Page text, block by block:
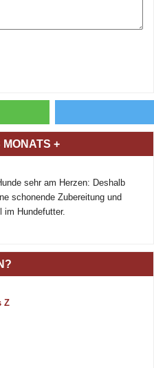
+
sehr am Herzen: Deshalb
schonende Zubereitung und
im Hundefutter.
Z